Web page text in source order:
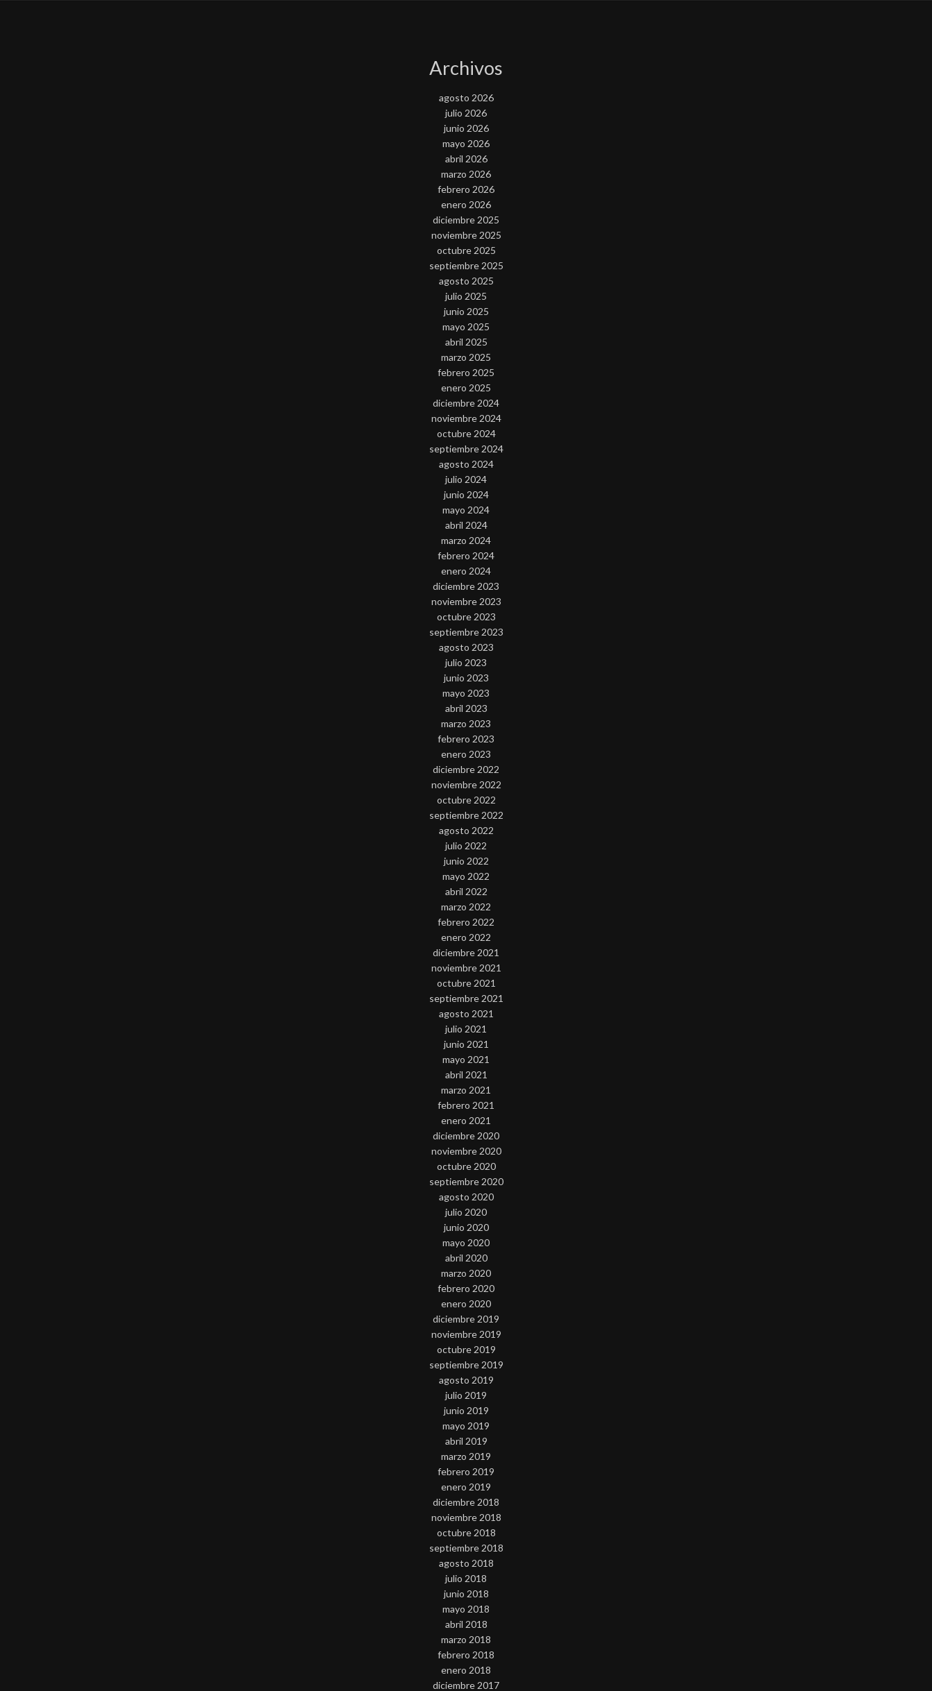
Archivos
agosto 2026
julio 2026
junio 2026
mayo 2026
abril 2026
marzo 2026
febrero 2026
enero 2026
diciembre 2025
noviembre 2025
octubre 2025
septiembre 2025
agosto 2025
julio 2025
junio 2025
mayo 2025
abril 2025
marzo 2025
febrero 2025
enero 2025
diciembre 2024
noviembre 2024
octubre 2024
septiembre 2024
agosto 2024
julio 2024
junio 2024
mayo 2024
abril 2024
marzo 2024
febrero 2024
enero 2024
diciembre 2023
noviembre 2023
octubre 2023
septiembre 2023
agosto 2023
julio 2023
junio 2023
mayo 2023
abril 2023
marzo 2023
febrero 2023
enero 2023
diciembre 2022
noviembre 2022
octubre 2022
septiembre 2022
agosto 2022
julio 2022
junio 2022
mayo 2022
abril 2022
marzo 2022
febrero 2022
enero 2022
diciembre 2021
noviembre 2021
octubre 2021
septiembre 2021
agosto 2021
julio 2021
junio 2021
mayo 2021
abril 2021
marzo 2021
febrero 2021
enero 2021
diciembre 2020
noviembre 2020
octubre 2020
septiembre 2020
agosto 2020
julio 2020
junio 2020
mayo 2020
abril 2020
marzo 2020
febrero 2020
enero 2020
diciembre 2019
noviembre 2019
octubre 2019
septiembre 2019
agosto 2019
julio 2019
junio 2019
mayo 2019
abril 2019
marzo 2019
febrero 2019
enero 2019
diciembre 2018
noviembre 2018
octubre 2018
septiembre 2018
agosto 2018
julio 2018
junio 2018
mayo 2018
abril 2018
marzo 2018
febrero 2018
enero 2018
diciembre 2017